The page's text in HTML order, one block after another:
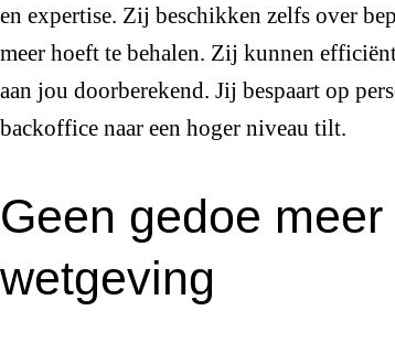
en expertise. Zij beschikken zelfs over
meer hoeft te behalen. Zij kunnen
aan jou doorberekend. Jij bespaart op
backoffice naar een hoger niveau tilt.
Geen gedoe
wetgeving